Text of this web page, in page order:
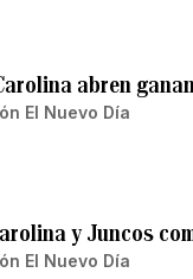
abren
El Nuevo Día
y Juncos
El Nuevo Día